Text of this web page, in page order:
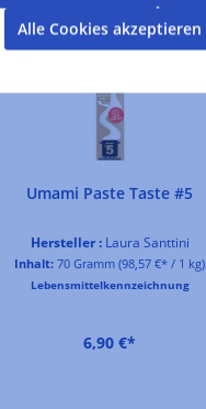
Umami Paste Taste #5
Hersteller :Laura Santtini
Inhalt: 70 Gramm (98,57 €* / 1 kg)
Lebensmittelkennzeichnung
6,90 €*
Alle Cookies akzeptieren